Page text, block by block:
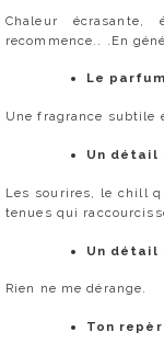
Chaleur écrasante,
recommence.. .En
Le
Une fragrance subtile
Un détail
Les sourires, le chill
tenues qui
Un détail
Rien ne me dérange.
Ton